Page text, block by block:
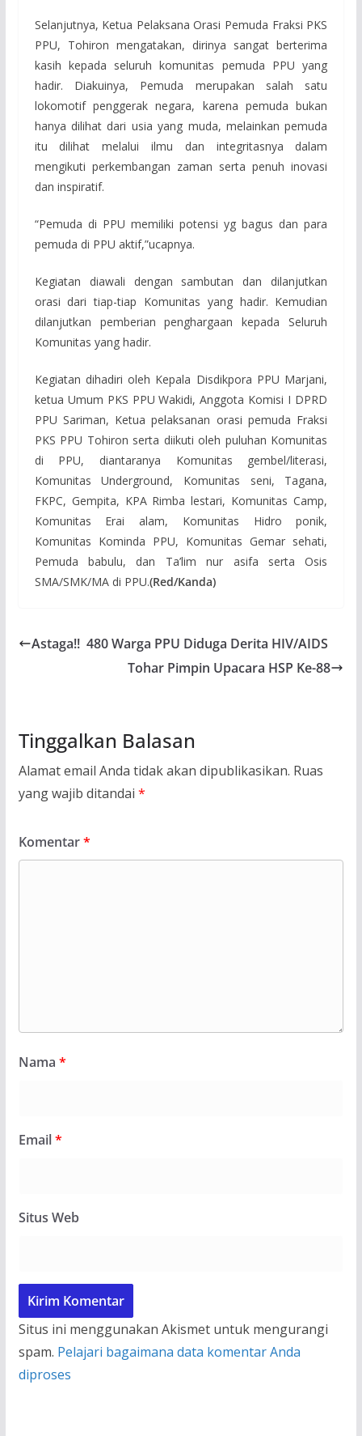
Selanjutnya, Ketua Pelaksana Orasi Pemuda Fraksi PKS
PPU, Tohiron mengatakan, dirinya sangat berterima
kasih kepada seluruh komunitas pemuda PPU yang
hadir. Diakuinya, Pemuda merupakan salah satu
lokomotif penggerak negara, karena pemuda bukan
hanya dilihat dari usia yang muda, melainkan pemuda
itu dilihat melalui ilmu dan integritasnya dalam
mengikuti perkembangan zaman serta penuh inovasi
dan inspiratif.
“Pemuda di PPU memiliki potensi yg bagus dan para
pemuda di PPU aktif,”ucapnya.
Kegiatan diawali dengan sambutan dan dilanjutkan
orasi dari tiap-tiap Komunitas yang hadir. Kemudian
dilanjutkan pemberian penghargaan kepada Seluruh
Komunitas yang hadir.
Kegiatan dihadiri oleh Kepala Disdikpora PPU Marjani,
ketua Umum PKS PPU Wakidi, Anggota Komisi I DPRD
PPU Sariman, Ketua pelaksanan orasi pemuda Fraksi
PKS PPU Tohiron serta diikuti oleh puluhan Komunitas
di PPU, diantaranya Komunitas gembel/literasi,
Komunitas Underground, Komunitas seni, Tagana,
FKPC, Gempita, KPA Rimba lestari, Komunitas Camp,
Komunitas Erai alam, Komunitas Hidro ponik,
Komunitas Kominda PPU, Komunitas Gemar sehati,
Pemuda babulu, dan Ta’lim nur asifa serta Osis
SMA/SMK/MA di PPU.(Red/Kanda)
Astaga!! 480 Warga PPU Diduga Derita HIV/AIDS
Tohar Pimpin Upacara HSP Ke-88
Tinggalkan Balasan
Alamat email Anda tidak akan dipublikasikan. Ruas
yang wajib ditandai *
Komentar*
Nama *
Email*
Situs Web
Situs ini menggunakan Akismet untuk mengurangi
spam. Pelajari bagaimana data komentar Anda
diproses